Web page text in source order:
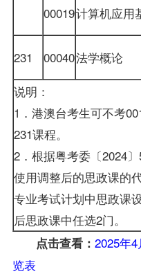
00019计算机应用
231
00040法学概论
说明：
1．港澳台考生可不考
231课程。
2．根据粤考委〔2024
使用调整后的思政课的
专业考试计划中思政课
后思政课中任选2门。
点击查看： 2025年
览表